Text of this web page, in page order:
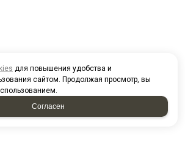
для повышения удобства и
сайтом. Продолжая просмотр, вы
Согласен